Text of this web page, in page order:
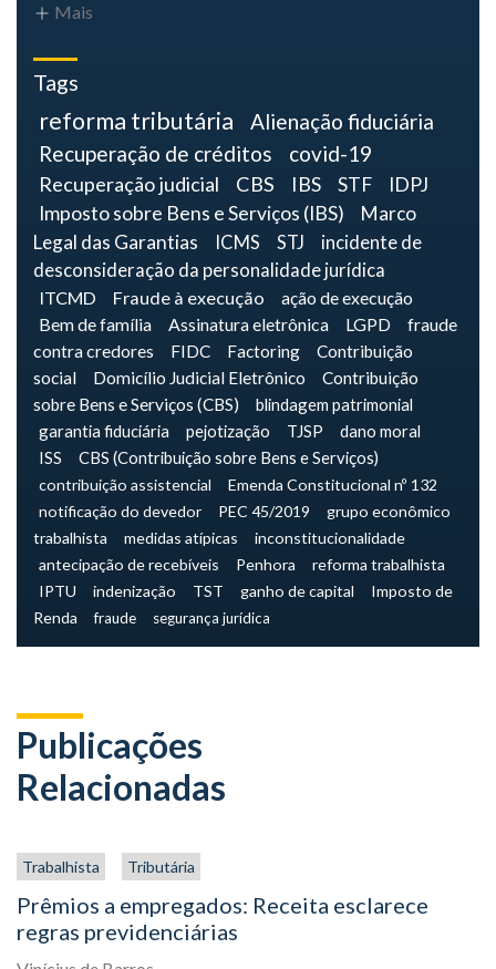
Mais
Tags
reforma tributária
Alienação fiduciária
Recuperação de créditos
covid-19
Recuperação judicial CBS IBS STF
IDPJ
Imposto sobre Bens e Serviços (IBS)
Marco
Legal das Garantias
ICMS STJ
incidente de
desconsideração da personalidade jurídica
ITCMD Fraude à execução
ação de execução
Bem de família
Assinatura eletrônica LGPD
fraude
contra credores
FIDC Factoring
Contribuição
social
Domicílio Judicial Eletrônico
Contribuição
sobre Bens e Serviços (CBS)
blindagem patrimonial
garantia fiduciária
pejotização TJSP
dano moral
ISS
CBS (Contribuição sobre Bens e Serviços)
contribuição assistencial
Emenda Constitucional nº 132
notificação do devedor
PEC 45/2019
grupo econômico
trabalhista
medidas atípicas
inconstitucionalidade
antecipação de recebíveis
Penhora
reforma trabalhista
IPTU
indenização TST ganho de capital
Imposto de
Renda
fraude segurança jurídica
Publicações
Relacionadas
Trabalhista Tributária
Prêmios a empregados: Receita esclarece
regras previdenciárias